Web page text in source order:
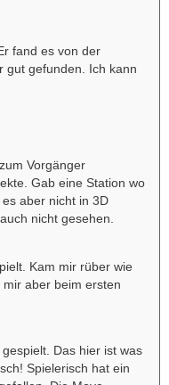
fand es von der
gut gefunden. Ich kann
Vorgänger
Gab eine Station wo
aber nicht in 3D
nicht gesehen.
Kam mir rüber wie
aber beim ersten
Das hier ist was
Spielerisch hat ein